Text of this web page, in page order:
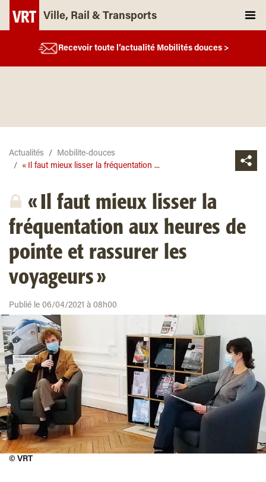
Ville, Rail & Transports
Recevoir toute l’actualité Mobilités douces >
Actualités
Mobilite-douces
« Il faut mieux lisser la fréquentation ...
« Il faut mieux lisser la
fréquentation aux heures de
pointe et rassurer les
voyageurs »
Publié le 06/04/2021 à 08h00
© VRT